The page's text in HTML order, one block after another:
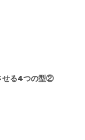
せる4つの型②